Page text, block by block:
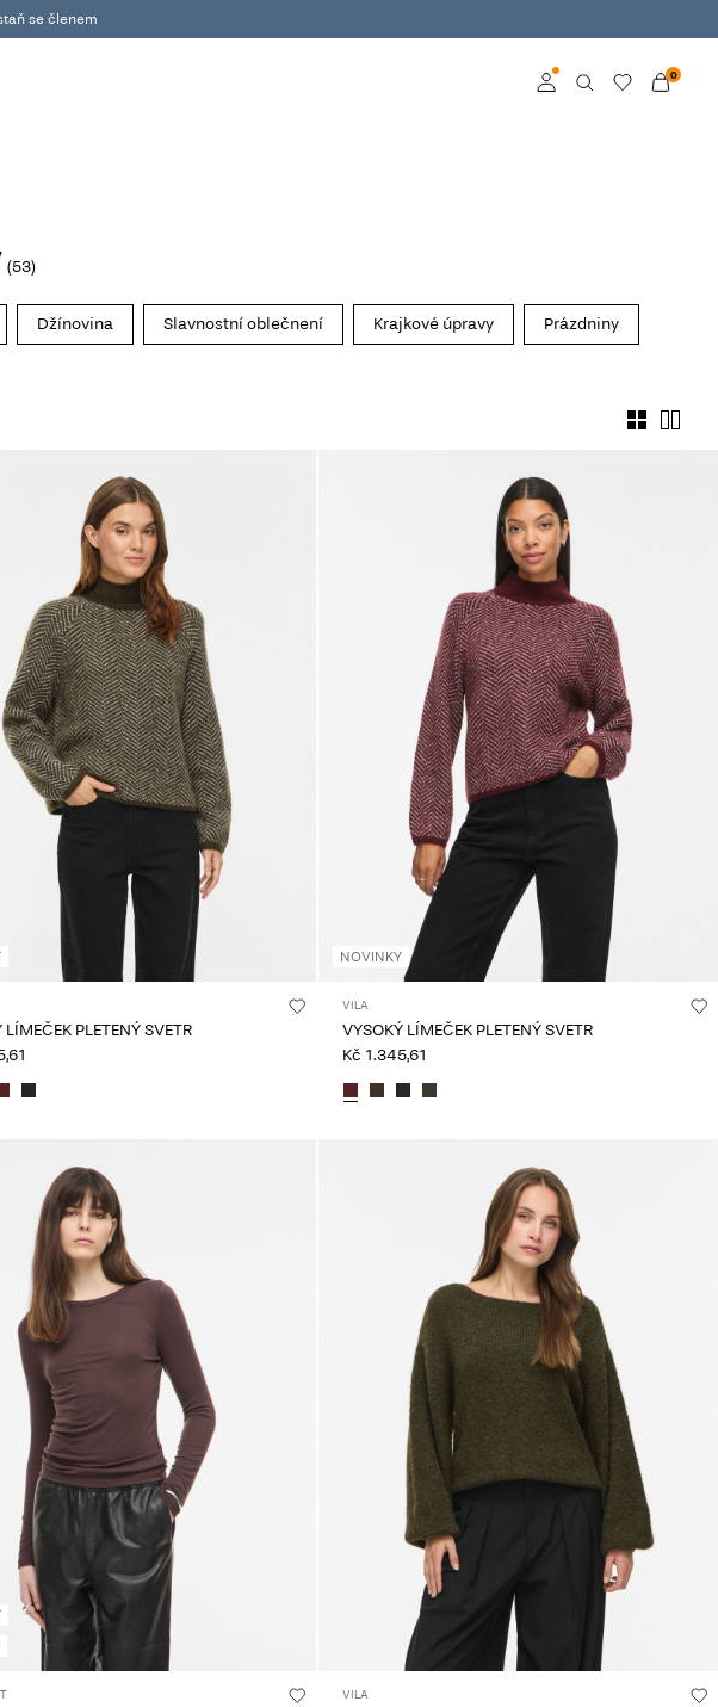
se členem
0
(53)
Džínovina Slavnostní oblečnení Krajkové úpravy Prázdniny
LÍMEČEK PLETENÝ SVETR
NOVINKY
VILA
VYSOKÝ LÍMEČEK PLETENÝ SVETR
Kč 1.345,61
VILA